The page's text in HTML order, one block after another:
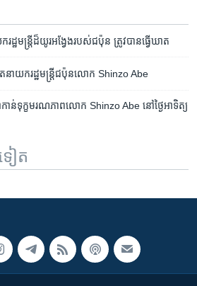
ឋមន្ត្រី​ដ៏​យូរ​អង្វែង​របស់​ជប៉ុន​ ត្រូវ​បាន​ធ្វើ​ឃាត
តនាយករដ្ឋមន្ត្រីជប៉ុនលោក Shinzo Abe
ន់​ទុក្ខ​មរណភាព​លោក Shinzo Abe នៅ​ថ្ងៃ​អាទិត្យ
ៀត